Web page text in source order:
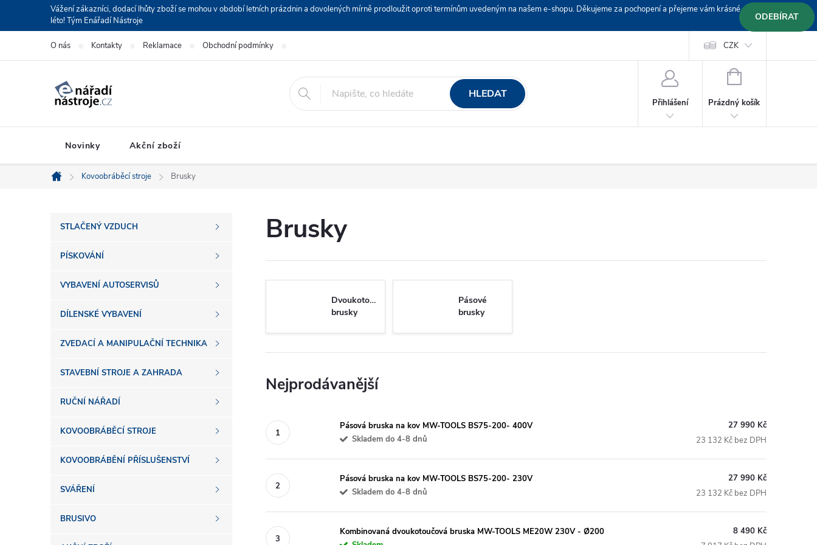
Vážení zákazníci, dodací lhůty zboží se mohou v období letních prázdnin a dovolených mírně prodloužit oproti termínům uvedeným na našem e-shopu. Děkujeme za pochopení a přejeme vám krásné
léto! Tým Enářadí Nástroje
O nás Kontakty Reklamace Obchodní podmínky Platba GoPay +420 603 319382
CZK
HLEDAT
Přihlášení
NÁKUPNÍ
Prázdný košík
Novinky Akční zboží
Domů
Kovoobráběcí stroje Brusky
P
o
s
a
n
n
p
a
STLAČENÝ VZDUCH
PÍSKOVÁNÍ
VYBAVENÍ AUTOSERVISŮ
DÍLENSKÉ VYBAVENÍ
ZVEDACÍ A MANIPULAČNÍ TECHNIKA
STAVEBNÍ STROJE A ZAHRADA
RUČNÍ NÁŘADÍ
KOVOOBRÁBĚCÍ STROJE
KOVOOBRÁBĚNÍ PŘÍSLUŠENSTVÍ
SVÁŘENÍ
BRUSIVO
ODEBÍRAT
Brusky
Dvoukotoučové
brusky
Pásové
brusky
Nejprodávanější
Pásová bruska na kov MW-TOOLS BS75-200- 400V
Skladem do 4-8 dnů
27 990 Kč
23 132 Kč bez DPH
Pásová bruska na kov MW-TOOLS BS75-200- 230V
Skladem do 4-8 dnů
27 990 Kč
23 132 Kč bez DPH
Kombinovaná dvoukotoučová bruska MW-TOOLS ME20W 230V - Ø200
8 490 Kč